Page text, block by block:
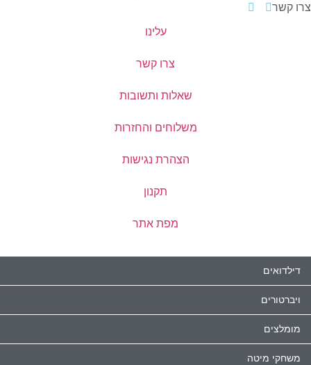
צרו קשר
עלינו
צרו קשר
שאלות ותשובות
משלוחים והחזרות
הצהרת נגישות
תקנון
מפת אתר
דילדואים
ויברטורים
מומלצים
משחקי מיטה